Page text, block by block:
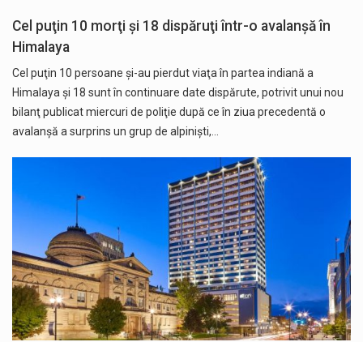
Cel puţin 10 morţi şi 18 dispăruţi într-o avalanşă în
Himalaya
Cel puţin 10 persoane şi-au pierdut viaţa în partea indiană a
Himalaya şi 18 sunt în continuare date dispărute, potrivit unui nou
bilanţ publicat miercuri de poliţie după ce în ziua precedentă o
avalanşă a surprins un grup de alpinişti,…